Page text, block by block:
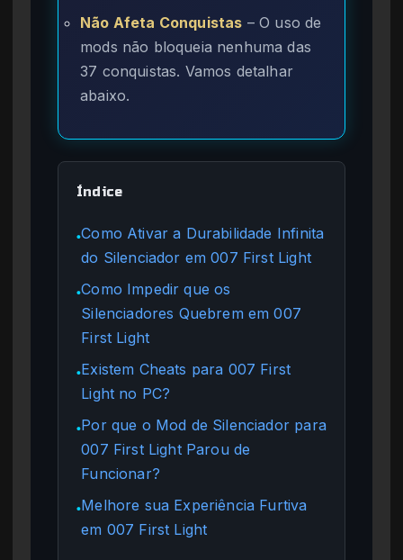
Não Afeta Conquistas – O uso de
mods não bloqueia nenhuma das
37 conquistas. Vamos detalhar
abaixo.
Índice
●Como Ativar a Durabilidade Infinita
do Silenciador em 007 First Light
●Como Impedir que os
Silenciadores Quebrem em 007
First Light
●Existem Cheats para 007 First
Light no PC?
●Por que o Mod de Silenciador para
007 First Light Parou de
Funcionar?
●Melhore sua Experiência Furtiva
em 007 First Light